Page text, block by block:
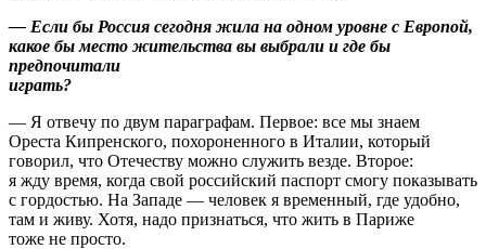
— Если бы Россия сегодня жила на одном уровне с Европой,
какое бы место жительства вы выбрали и где бы
предпочитали
играть?
— Я отвечу по двум параграфам. Первое: все мы знаем
Ореста Кипренского, похороненного в Италии, который
говорил, что Отечеству можно служить везде. Второе:
я жду время, когда свой российский паспорт смогу показывать
с гордостью. На Западе — человек я временный, где удобно,
там и живу. Хотя, надо признаться, что жить в Париже
тоже не просто.